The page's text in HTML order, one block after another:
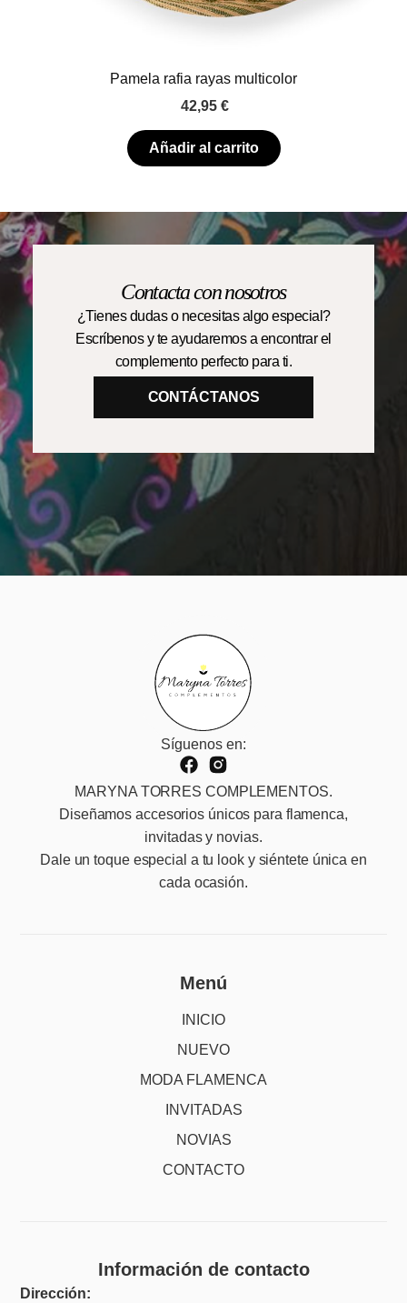
Pamela rafia rayas multicolor
42,95 €
Añadir al carrito
Contacta con nosotros
¿Tienes dudas o necesitas algo especial?
Escríbenos y te ayudaremos a encontrar el
complemento perfecto para ti.
CONTÁCTANOS
Síguenos en:
MARYNA TORRES COMPLEMENTOS.
Diseñamos accesorios únicos para flamenca,
invitadas y novias.
Dale un toque especial a tu look y siéntete única en
cada ocasión.
Menú
INICIO
NUEVO
MODA FLAMENCA
INVITADAS
NOVIAS
CONTACTO
Información de contacto
Dirección: